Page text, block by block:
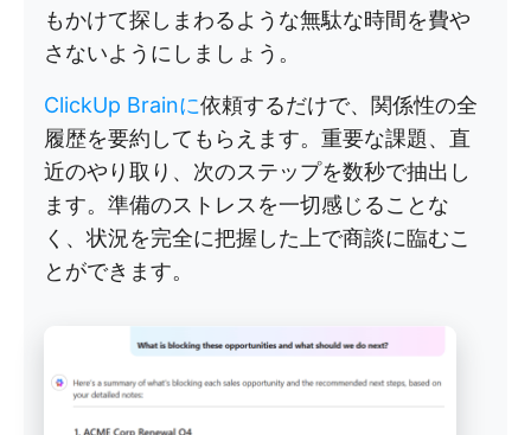
もかけて探しまわるような無駄な時間を費や
さないようにしましょう。
ClickUp Brainに依頼するだけで、関係性の全
履歴を要約してもらえます。重要な課題、直
近のやり取り、次のステップを数秒で抽出し
ます。準備のストレスを一切感じることな
く、状況を完全に把握した上で商談に臨むこ
とができます。